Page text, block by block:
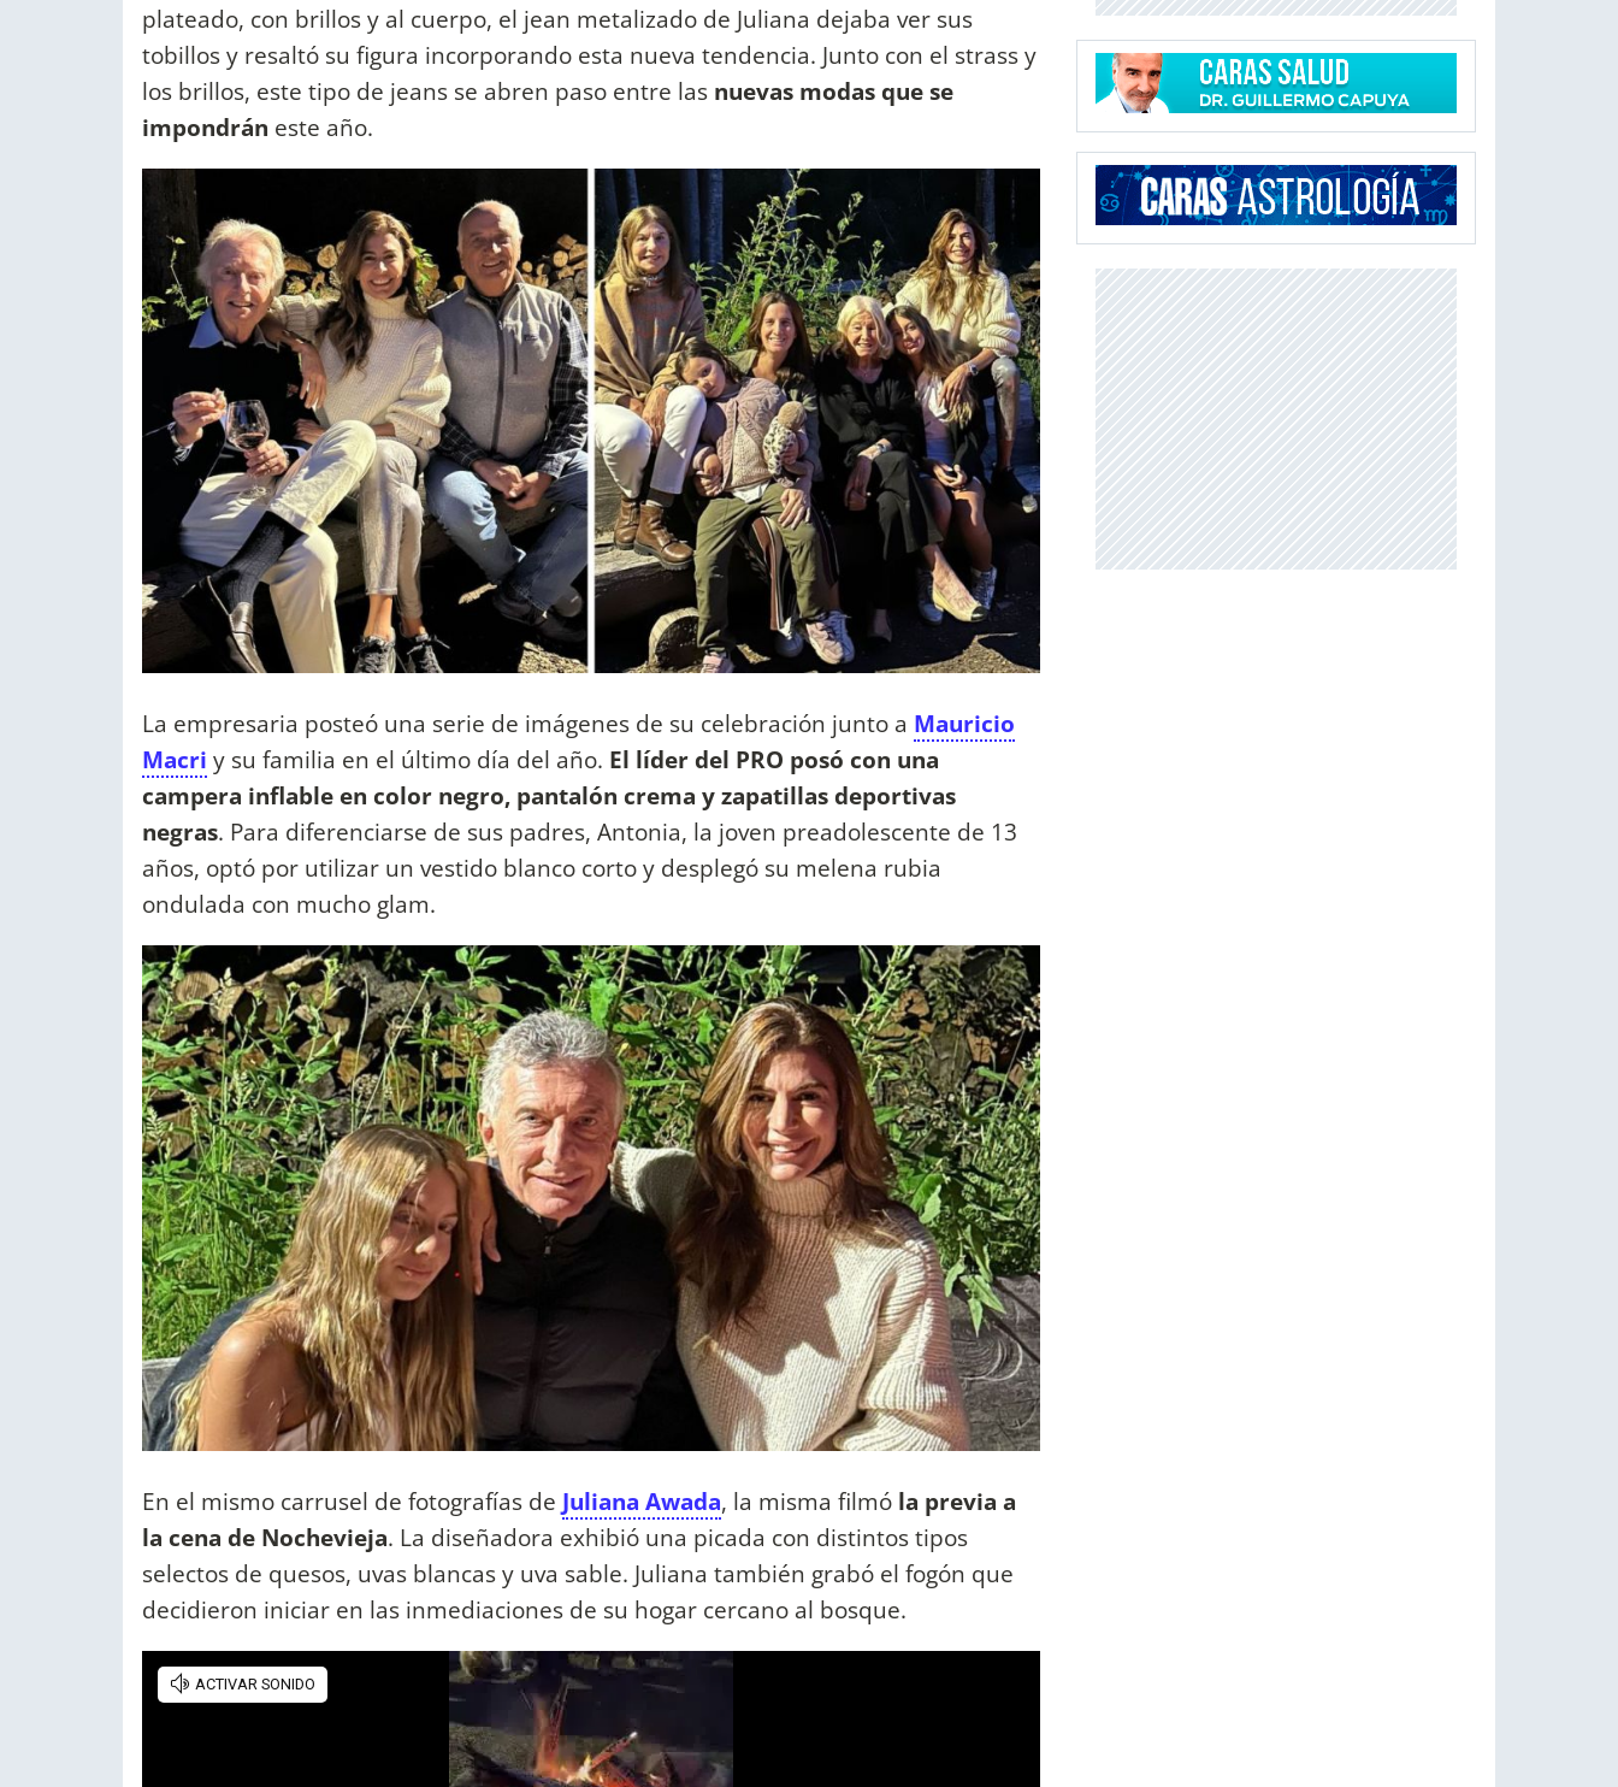
plateado, con brillos y al cuerpo, el jean metalizado de Juliana dejaba ver sus
tobillos y resaltó su figura incorporando esta nueva tendencia. Junto con el strass y
los brillos, este tipo de jeans se abren paso entre las nuevas modas que se
impondrán este año.
La empresaria posteó una serie de imágenes de su celebración junto a Mauricio
Macri y su familia en el último día del año. El líder del PRO posó con una
campera inflable en color negro, pantalón crema y zapatillas deportivas
negras. Para diferenciarse de sus padres, Antonia, la joven preadolescente de 13
años, optó por utilizar un vestido blanco corto y desplegó su melena rubia
ondulada con mucho glam.
En el mismo carrusel de fotografías de Juliana Awada, la misma filmó la previa a
la cena de Nochevieja. La diseñadora exhibió una picada con distintos tipos
selectos de quesos, uvas blancas y uva sable. Juliana también grabó el fogón que
decidieron iniciar en las inmediaciones de su hogar cercano al bosque.